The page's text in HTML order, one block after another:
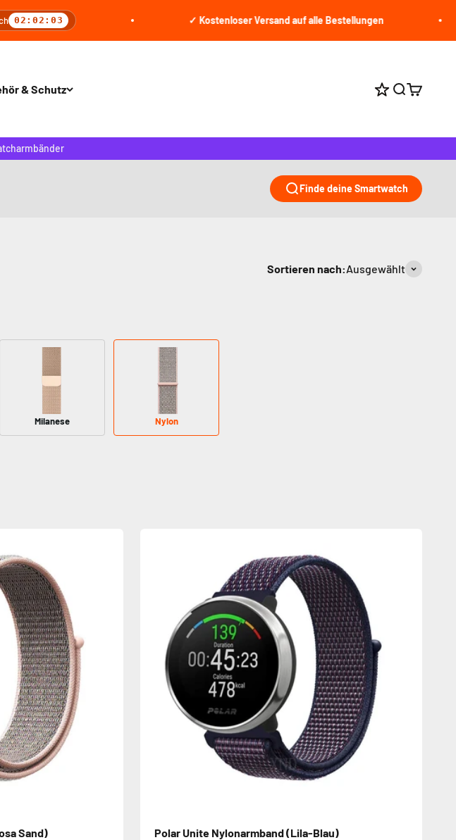
✓ Kostenloser Versand auf alle Bestellungen
& Schutz
Punkte bei
Suche
Finde deine Smartwatch
Sortieren nach:Ausgewählt
Milanese Nylon
Sand)
Polar Unite Nylonarmband (Lila-Blau)